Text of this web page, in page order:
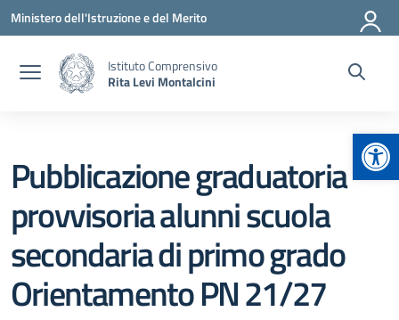
Vai ai contenuti
Vai al menu di navigazione
Vai al footer
Ministero dell'Istruzione e del Merito
Istituto Comprensivo
Rita Levi Montalcini
Pubblicazione graduatoria
provvisoria alunni scuola
secondaria di primo grado
Orientamento PN 21/27